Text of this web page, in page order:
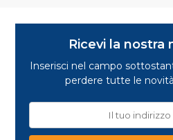
Ricevi la nostra
Inserisci nel campo
perdere tutte le